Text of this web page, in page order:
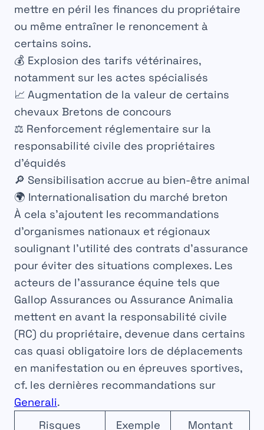
mettre en péril les finances du propriétaire
ou même entraîner le renoncement à
certains soins.
💰 Explosion des tarifs vétérinaires,
notamment sur les actes spécialisés
📈 Augmentation de la valeur de certains
chevaux Bretons de concours
⚖️ Renforcement réglementaire sur la
responsabilité civile des propriétaires
d’équidés
🔎 Sensibilisation accrue au bien-être animal
🌍 Internationalisation du marché breton
À cela s’ajoutent les recommandations
d’organismes nationaux et régionaux
soulignant l’utilité des contrats d’assurance
pour éviter des situations complexes. Les
acteurs de l’assurance équine tels que
Gallop Assurances ou Assurance Animalia
mettent en avant la responsabilité civile
(RC) du propriétaire, devenue dans certains
cas quasi obligatoire lors de déplacements
en manifestation ou en épreuves sportives,
cf. les dernières recommandations sur
Generali.
Risques
Exemple Montant